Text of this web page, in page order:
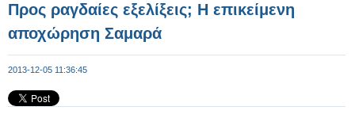
Προς ραγδαίες εξελίξεις; Η επικείμενη
αποχώρηση Σαμαρά
2013-12-05 11:36:45